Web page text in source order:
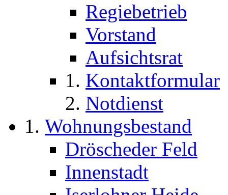
Regiebetrieb
Vorstand
Aufsichtsrat
Kontaktformular
Notdienst
Wohnungsbestand
Dröscheder Feld
Innenstadt